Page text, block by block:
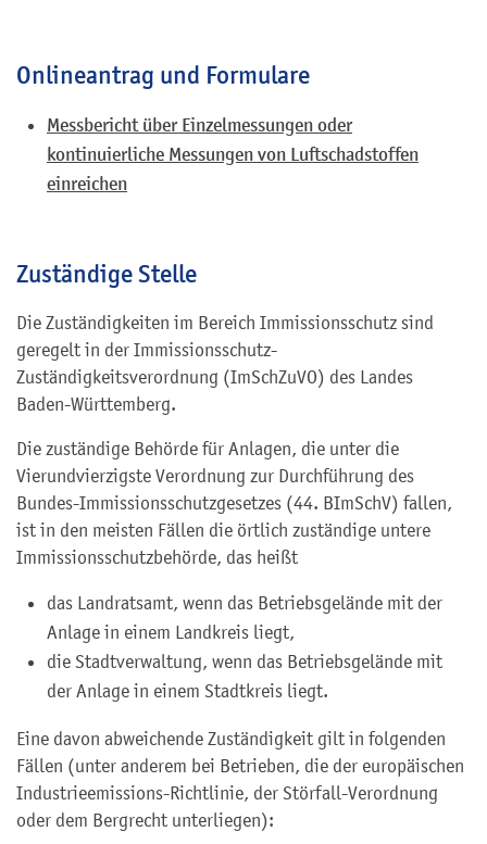
Onlineantrag und Formulare
Messbericht über Einzelmessungen oder
kontinuierliche Messungen von Luftschadstoffen
einreichen
Zuständige Stelle
Die Zuständigkeiten im Bereich Immissionsschutz sind
geregelt in der Immissionsschutz-
Zuständigkeitsverordnung (ImSchZuVO) des Landes
Baden-Württemberg.
Die zuständige Behörde für Anlagen, die unter die
Vierundvierzigste Verordnung zur Durchführung des
Bundes-Immissionsschutzgesetzes (44. BImSchV) fallen,
ist in den meisten Fällen die örtlich zuständige untere
Immissionsschutzbehörde, das heißt
das Landratsamt, wenn das Betriebsgelände mit der
Anlage in einem Landkreis liegt,
die Stadtverwaltung, wenn das Betriebsgelände mit
der Anlage in einem Stadtkreis liegt.
Eine davon abweichende Zuständigkeit gilt in folgenden
Fällen (unter anderem bei Betrieben, die der europäischen
Industrieemissions-Richtlinie, der Störfall-Verordnung
oder dem Bergrecht unterliegen):